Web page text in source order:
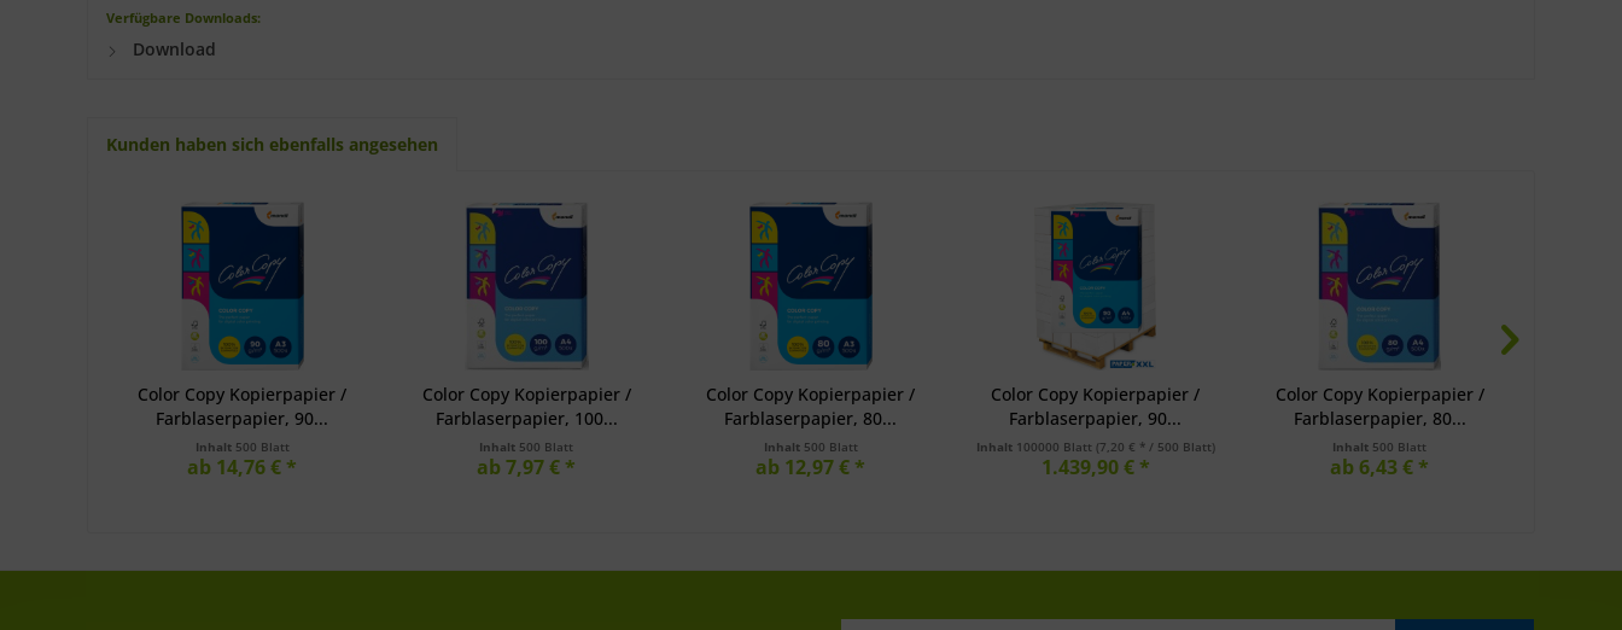
Verfügbare Downloads:
Download
Kunden haben sich ebenfalls angesehen
Color Copy Kopierpapier /
Farblaserpapier, 90...
Inhalt 500 Blatt
ab 14,76 € *
Color Copy Kopierpapier /
Farblaserpapier, 100...
Inhalt 500 Blatt
ab 7,97 € *
Color Copy Kopierpapier /
Farblaserpapier, 80...
Inhalt 500 Blatt
ab 12,97 € *
Color Copy Kopierpapier /
Farblaserpapier, 90...
Inhalt 100000 Blatt (7,20 € * / 500 Blatt)
1.439,90 € *
Color Copy Kopierpapier /
Farblaserpapier, 80...
Inhalt 500 Blatt
ab 6,43 € *